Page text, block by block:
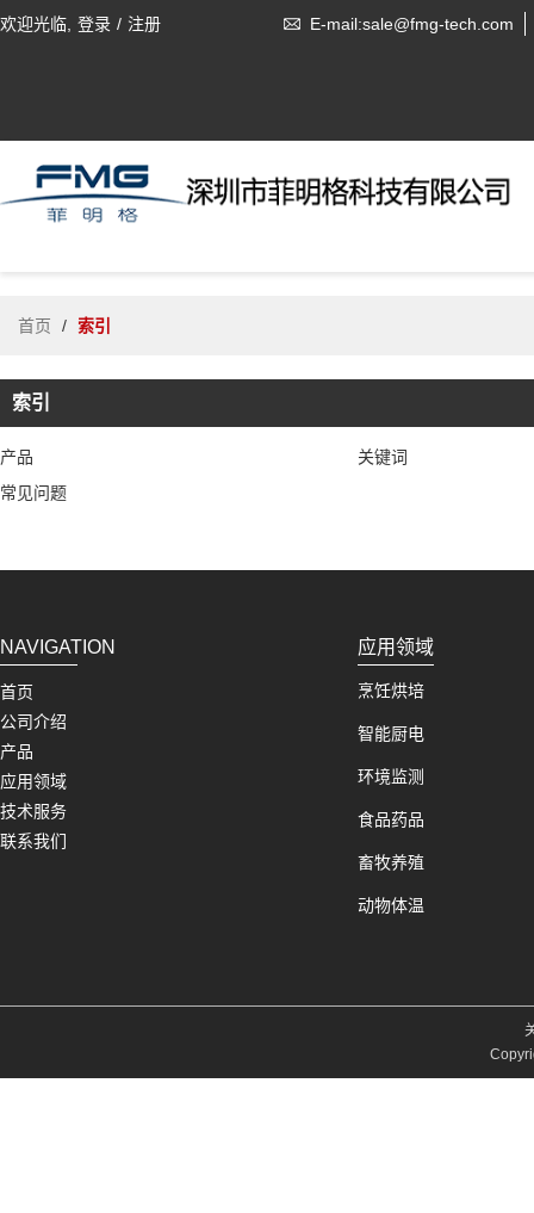
欢迎光临, 登录 / 注册 E-mail:sale@fmg-tech.com
首页 / 索引
索引
产品
关键词
常见问题
NAVIGATION
首页
公司介绍
产品
应用领域
技术服务
联系我们
应用领域
烹饪烘培
智能厨电
环境监测
食品药品
畜牧养殖
动物体温